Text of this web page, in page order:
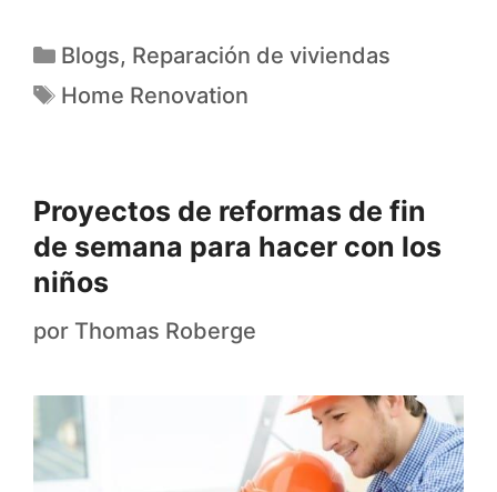
Blogs, Reparación de viviendas
Home Renovation
Proyectos de reformas de fin
de semana para hacer con los
niños
por Thomas Roberge